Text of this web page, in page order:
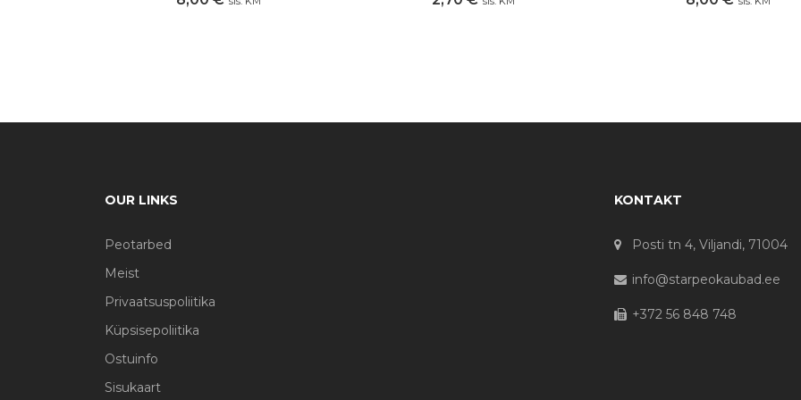
OUR LINKS
Peotarbed
Meist
Privaatsuspoliitika
Küpsisepoliitika
Ostuinfo
Sisukaart
KONTAKT
Posti tn 4, Viljandi, 71004
info@starpeokaubad.ee
+372 56 848 748